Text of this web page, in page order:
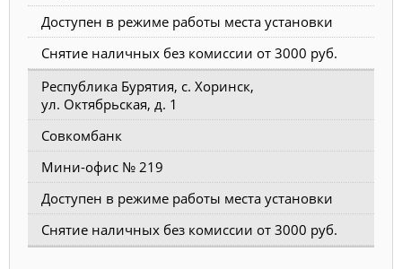
Доступен в режиме работы места установки
Снятие наличных без комиссии от 3000 руб.
Республика Бурятия, с. Хоринск,
ул. Октябрьская, д. 1
Совкомбанк
Мини-офис № 219
Доступен в режиме работы места установки
Снятие наличных без комиссии от 3000 руб.